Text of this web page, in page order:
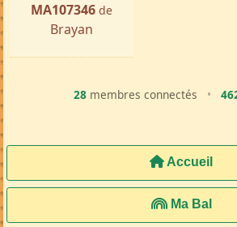
MA107346 de
Brayan
28 membres connectés •
Accueil
Ma Bal